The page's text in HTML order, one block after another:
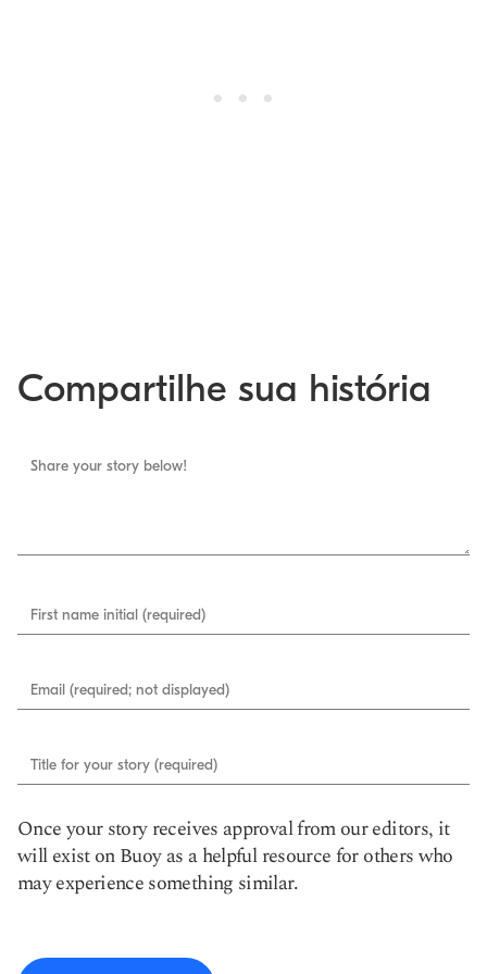
Compartilhe sua história
Share your story below!
First name initial (required)
Email (required; not displayed)
Title for your story (required)
Once your story receives approval from our editors, it
will exist on Buoy as a helpful resource for others who
may experience something similar.